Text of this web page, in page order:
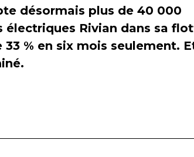
désormais plus de 40 000
électriques Rivian dans sa
33 % en six mois seulement.